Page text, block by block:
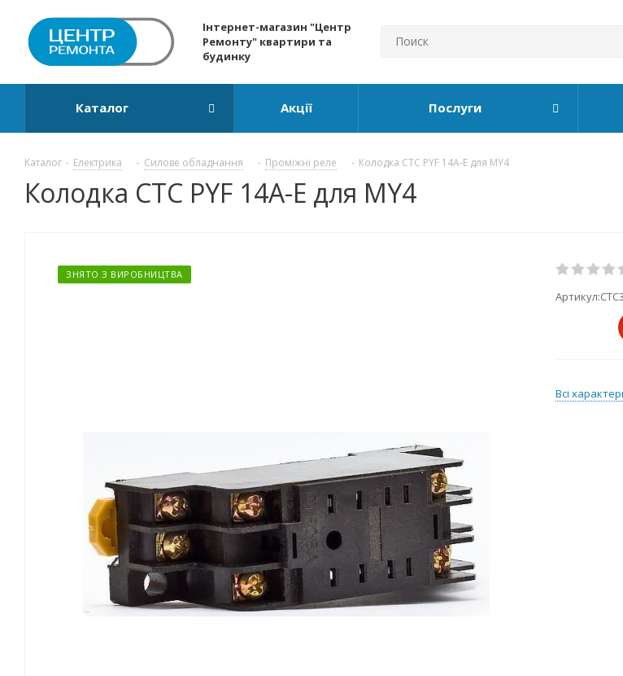
Інтернет-магазин "Центр
Ремонту" квартири та
будинку
Каталог Акції Послуги
Каталог - Електрика - Силове обладнання - Проміжні реле - Колодка СТС PYF 14A-E для MY4
Колодка СТС PYF 14A-E для MY4
ЗНЯТО З ВИРОБНИЦТВА
Артикул:
Всі